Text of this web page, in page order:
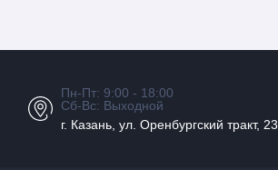
Пн-Пт: 9:00 - 18:00
Сб-Вс: Выходной
г. Казань, ул. Оренбургский тракт, 23